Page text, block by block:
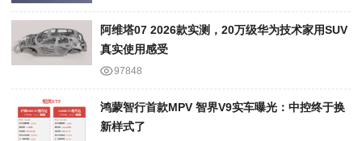
阿维塔07 2026款实测，20万级华为技术家用SUV
真实使用感受
97848
鸿蒙智行首款MPV 智界V9实车曝光：中控终于换
新样式了